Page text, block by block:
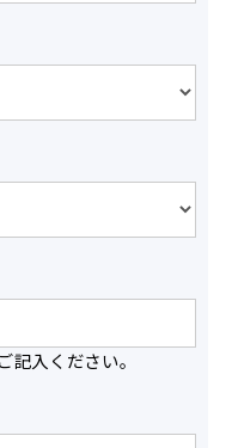
入ください。